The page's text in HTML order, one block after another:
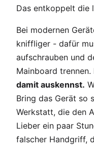
Das entkoppelt die
Bei modernen
kniffliger - dafür
aufschrauben und
Mainboard trennen.
damit auskennst.
Bring das Gerät so
Werkstatt, die den
Lieber ein paar
falscher Handgriff,